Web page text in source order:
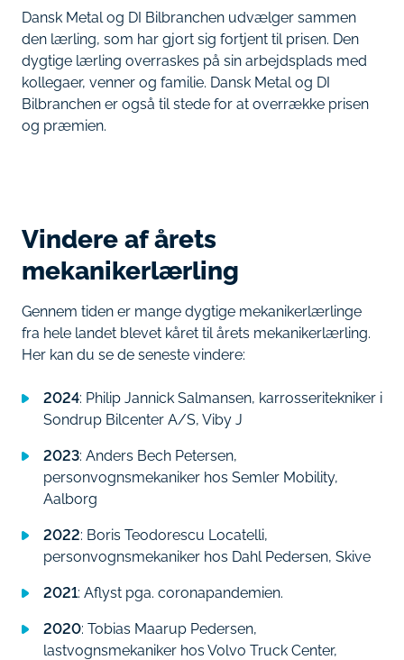
Dansk Metal og DI Bilbranchen udvælger sammen
den lærling, som har gjort sig fortjent til prisen. Den
dygtige lærling overraskes på sin arbejdsplads med
kollegaer, venner og familie. Dansk Metal og DI
Bilbranchen er også til stede for at overrække prisen
og præmien.
Vindere af årets
mekanikerlærling
Gennem tiden er mange dygtige mekanikerlærlinge
fra hele landet blevet kåret til årets mekanikerlærling.
Her kan du se de seneste vindere:
2024: Philip Jannick Salmansen, karrosseritekniker i
Sondrup Bilcenter A/S, Viby J
2023: Anders Bech Petersen,
personvognsmekaniker hos Semler Mobility,
Aalborg
2022: Boris Teodorescu Locatelli,
personvognsmekaniker hos Dahl Pedersen, Skive
2021: Aflyst pga. coronapandemien.
2020: Tobias Maarup Pedersen,
lastvognsmekaniker hos Volvo Truck Center,